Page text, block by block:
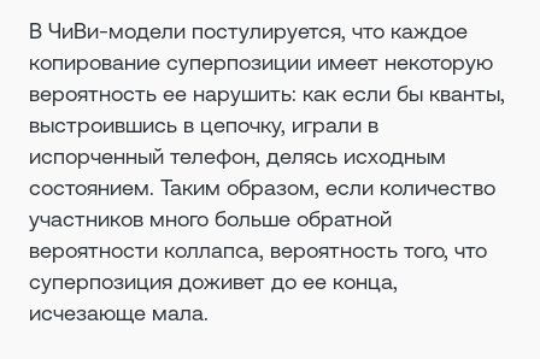
В ЧиВи-модели постулируется, что каждое
копирование суперпозиции имеет некоторую
вероятность ее нарушить: как если бы кванты,
выстроившись в цепочку, играли в
испорченный телефон, делясь исходным
состоянием. Таким образом, если количество
участников много больше обратной
вероятности коллапса, вероятность того, что
суперпозиция доживет до ее конца,
исчезающе мала.